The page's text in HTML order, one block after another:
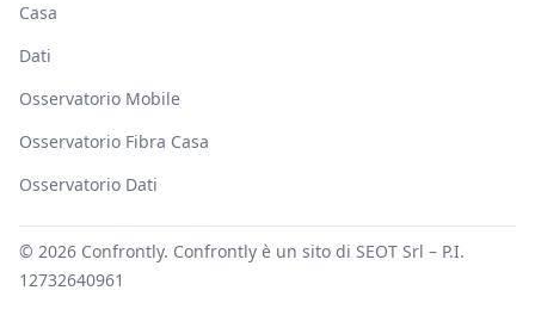
Casa
Dati
Osservatorio Mobile
Osservatorio Fibra Casa
Osservatorio Dati
© 2026 Confrontly. Confrontly è un sito di SEOT Srl – P.I.
12732640961